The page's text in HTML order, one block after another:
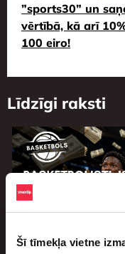
Šī tīmekļa vietne
”sports30” un
vērtībā, kā arī
100 eiro!
Līdzīgi raksti